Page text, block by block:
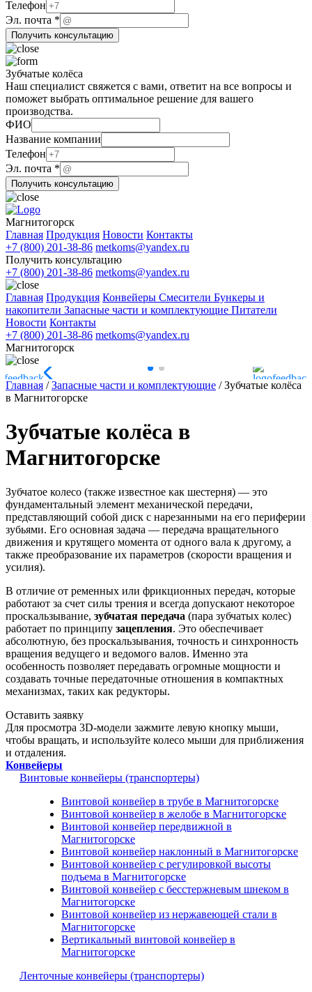
Телефон
Название
Телефон
Телефон
Эл. почта *
Получить консультацию
Зубчатые колёса
Наш специалист свяжется с вами, ответит на все вопросы и
поможет выбрать оптимальное решение для вашего
производства.
ФИО
почта
ФИО
Название
Название компании
Телефон
Эл. почта *
Получить консультацию
Магнитогорск
Главная Продукция Новости Контакты
+7 (800) 201-38-86 metkoms@yandex.ru
Получить консультацию
+7 (800) 201-38-86 metkoms@yandex.ru
Главная Продукция Конвейеры Смесители Бункеры и
накопители Запасные части и комплектующие Питатели
Новости Контакты
+7 (800) 201-38-86 metkoms@yandex.ru
Магнитогорск
Главная /Запасные части и комплектующие /Зубчатые колёса
в Магнитогорске
Зубчатые колёса в
Магнитогорске
Зубчатое колесо (также известное как шестерня) — это
фундаментальный элемент механической передачи,
представляющий собой диск с нарезанными на его периферии
зубьями. Его основная задача — передача вращательного
движения и крутящего момента от одного вала к другому, а
также преобразование их параметров (скорости вращения и
усилия).
В отличие от ременных или фрикционных передач, которые
работают за счет силы трения и всегда допускают некоторое
проскальзывание, зубчатая передача (пара зубчатых колес)
работает по принципу зацепления. Это обеспечивает
абсолютную, без проскальзывания, точность и синхронность
вращения ведущего и ведомого валов. Именно эта
особенность позволяет передавать огромные мощности и
создавать точные передаточные отношения в компактных
механизмах, таких как редукторы.
Оставить заявку
Для просмотра 3D-модели зажмите левую кнопку мыши,
чтобы вращать, и используйте колесо мыши для приближения
и отдаления.
Конвейеры
Винтовые конвейеры (транспортеры)
Винтовой конвейер в трубе в Магнитогорске
Винтовой конвейер в желобе в Магнитогорске
Винтовой конвейер передвижной в
Магнитогорске
Винтовой конвейер наклонный в Магнитогорске
Винтовой конвейер с регулировкой высоты
подъема в Магнитогорске
Винтовой конвейер с бесстержневым шнеком в
Магнитогорске
Винтовой конвейер из нержавеющей стали в
Магнитогорске
Вертикальный винтовой конвейер в
Магнитогорске
Ленточные конвейеры (транспортеры)